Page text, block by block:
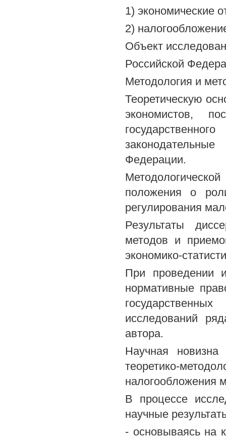
1) экономические
2)
Объект
Российской
Методология и
Теоретическую
экономистов,
Федерации.
положения о
регулирования
Результаты
методов и
экономико-
При проведении
нормативные
исследований
автора.
Научная новизна
теоретико-
налогообложения
В процессе
научные
- основываясь на